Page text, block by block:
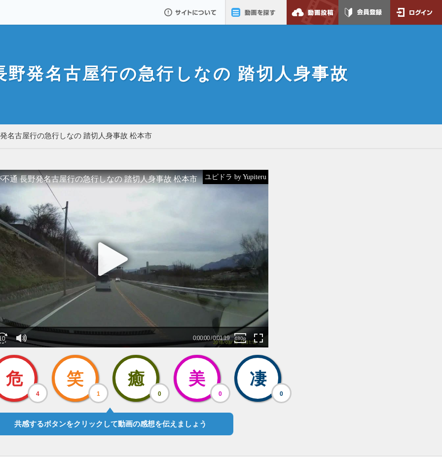
野発名古屋行の急行しなの 踏切人身事故
名古屋行の急行しなの 踏切人身事故 松本市
ユピドラ by Yupiteru
危
4
笑
1
癒
0
美
0
凄
0
共感するボタンをクリックして動画の感想を伝えましょう